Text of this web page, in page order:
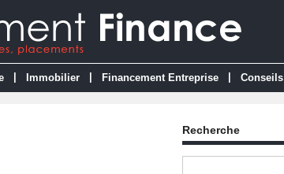
Immobilier Financement Entreprise Conseils
Recherche